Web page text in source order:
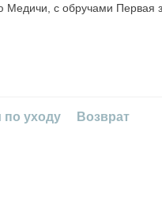
Медичи, с обручами Первая
по уходу Возврат